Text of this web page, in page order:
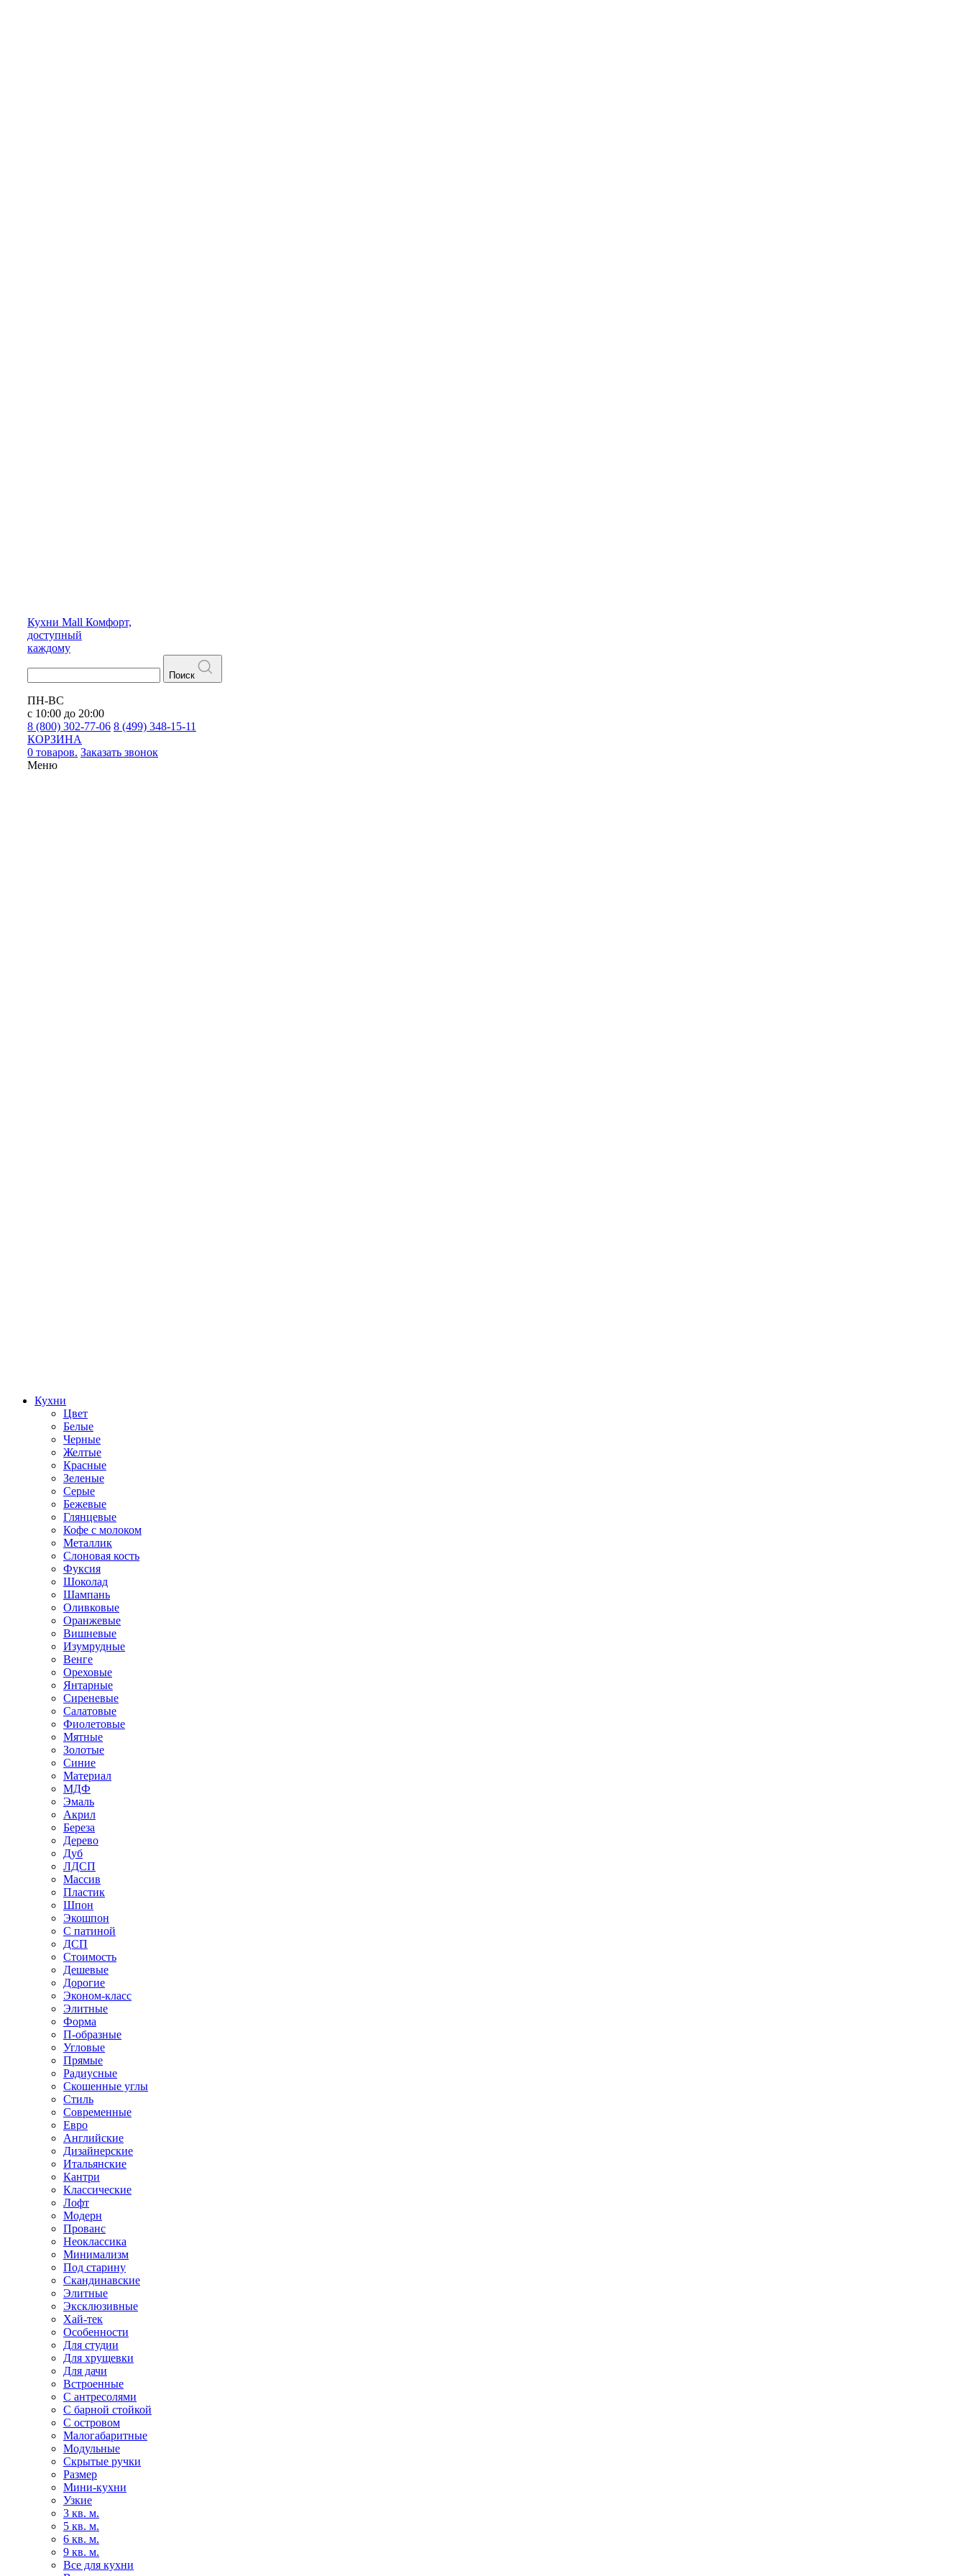
Кухни Mall Комфорт,
доступный
каждому
Поиск
ПН-ВС
с 10:00 до 20:00
8 (800) 302-77-06 8 (499) 348-15-11
КОРЗИНА
0 товаров. Заказать звонок
Меню
Кухни
Цвет
Белые
Черные
Желтые
Красные
Зеленые
Серые
Бежевые
Глянцевые
Кофе с молоком
Металлик
Слоновая кость
Фуксия
Шоколад
Шампань
Оливковые
Оранжевые
Вишневые
Изумрудные
Венге
Ореховые
Янтарные
Сиреневые
Салатовые
Фиолетовые
Мятные
Золотые
Синие
Материал
МДФ
Эмаль
Акрил
Береза
Дерево
Дуб
ЛДСП
Массив
Пластик
Шпон
Экошпон
С патиной
ДСП
Стоимость
Дешевые
Дорогие
Эконом-класс
Элитные
Форма
П-образные
Угловые
Прямые
Радиусные
Скошенные углы
Стиль
Современные
Евро
Английские
Дизайнерские
Итальянские
Кантри
Классические
Лофт
Модерн
Прованс
Неоклассика
Минимализм
Под старину
Скандинавские
Элитные
Эксклюзивные
Хай-тек
Особенности
Для студии
Для хрущевки
Для дачи
Встроенные
С антресолями
С барной стойкой
С островом
Малогабаритные
Модульные
Скрытые ручки
Размер
Мини-кухни
Узкие
3 кв. м.
5 кв. м.
6 кв. м.
9 кв. м.
Все для кухни